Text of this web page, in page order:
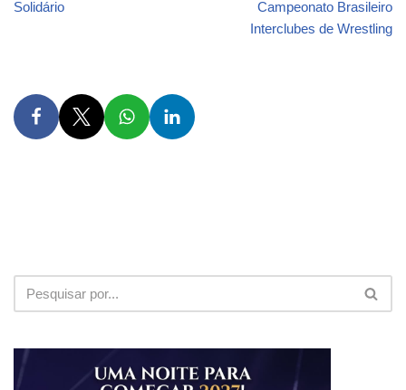
Solidário
Campeonato Brasileiro
Interclubes de Wrestling